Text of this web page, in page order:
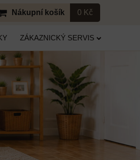
Nákupní košík 0 Kč
ZÁKAZNICKÝ SERVIS